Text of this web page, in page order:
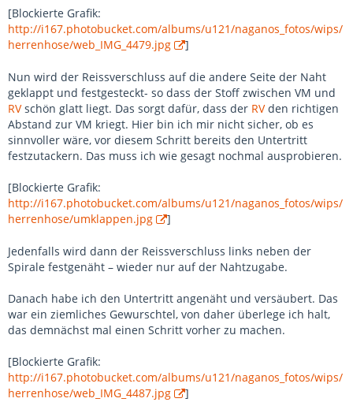
[Blockierte Grafik:
http://i167.photobucket.com/albums/u121/naganos_fotos/wips/
herrenhose/web_IMG_4479.jpg
]
Nun wird der Reissverschluss auf die andere Seite der Naht
geklappt und festgesteckt- so dass der Stoff zwischen VM und
RVschön glatt liegt. Das sorgt dafür, dass der RVden richtigen
Abstand zur VM kriegt. Hier bin ich mir nicht sicher, ob es
sinnvoller wäre, vor diesem Schritt bereits den Untertritt
festzutackern. Das muss ich wie gesagt nochmal ausprobieren.
[Blockierte Grafik:
http://i167.photobucket.com/albums/u121/naganos_fotos/wips/
herrenhose/umklappen.jpg
]
Jedenfalls wird dann der Reissverschluss links neben der
Spirale festgenäht – wieder nur auf der Nahtzugabe.
Danach habe ich den Untertritt angenäht und versäubert. Das
war ein ziemliches Gewurschtel, von daher überlege ich halt,
das demnächst mal einen Schritt vorher zu machen.
[Blockierte Grafik:
http://i167.photobucket.com/albums/u121/naganos_fotos/wips/
herrenhose/web_IMG_4487.jpg
]